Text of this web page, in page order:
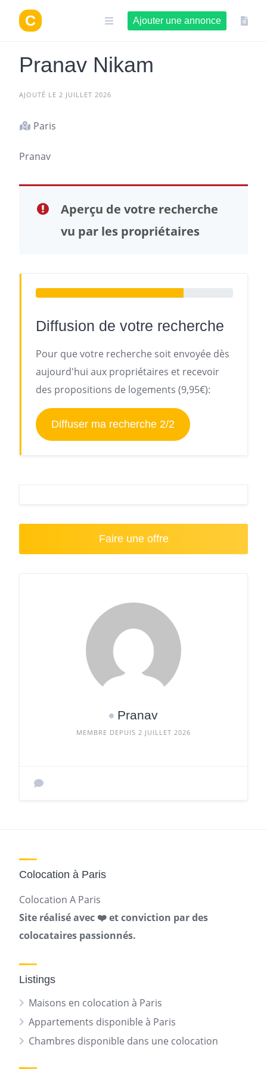
contenu
Ajouter une annonce
Pranav Nikam
AJOUTÉ LE 2 JUILLET 2026
Paris
Pranav
Aperçu de votre recherche
vu par les propriétaires
Diffusion de votre recherche
Pour que votre recherche soit envoyée dès
aujourd'hui aux propriétaires et recevoir
des propositions de logements (9,95€):
Diffuser ma recherche 2/2
Faire une offre
Pranav
MEMBRE DEPUIS 2 JUILLET 2026
Colocation à Paris
Colocation A Paris
Site réalisé avec ❤️ et conviction par des
colocataires passionnés.
Listings
Maisons en colocation à Paris
Appartements disponible à Paris
Chambres disponible dans une colocation